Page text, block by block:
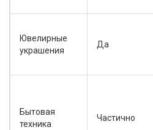
Ювелирные
украшения
Да
Бытовая
техника
Частично